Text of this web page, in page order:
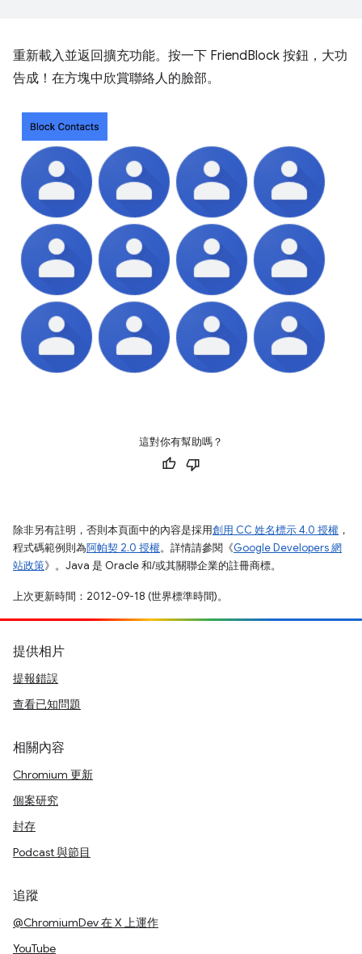
重新載入並返回擴充功能。按一下 FriendBlock 按鈕，大功
告成！在方塊中欣賞聯絡人的臉部。
這對你有幫助嗎？
除非另有註明，否則本頁面中的內容是採用創用 CC 姓名標示 4.0 授權 ，
程式碼範例則為阿帕契 2.0 授權。詳情請參閱《Google Developers 網
站政策》。Java 是 Oracle 和/或其關聯企業的註冊商標。
上次更新時間：2012-09-18 (世界標準時間)。
提供相片
提報錯誤
查看已知問題
相關內容
Chromium 更新
個案研究
封存
Podcast 與節目
追蹤
@ChromiumDev 在 X 上運作
YouTube